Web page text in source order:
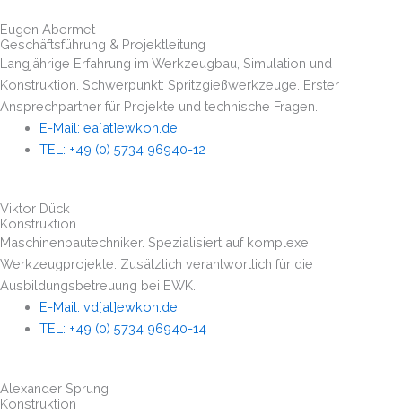
Eugen Abermet
Geschäftsführung & Projektleitung
Langjährige Erfahrung im Werkzeugbau, Simulation und
Konstruktion. Schwerpunkt: Spritzgießwerkzeuge. Erster
Ansprechpartner für Projekte und technische Fragen.
E-Mail: ea[at]ewkon.de
TEL: +49 (0) 5734 96940-12
Viktor Dück
Konstruktion
Maschinenbautechniker. Spezialisiert auf komplexe
Werkzeugprojekte. Zusätzlich verantwortlich für die
Ausbildungsbetreuung bei EWK.
E-Mail: vd[at]ewkon.de
TEL: +49 (0) 5734 96940-14
Alexander Sprung
Konstruktion